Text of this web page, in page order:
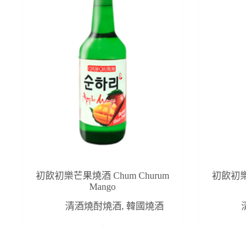
初飲初樂芒果燒酒 Chum Churum
Mango
清酒燒酎燒酒, 韓國燒酒
初飲初